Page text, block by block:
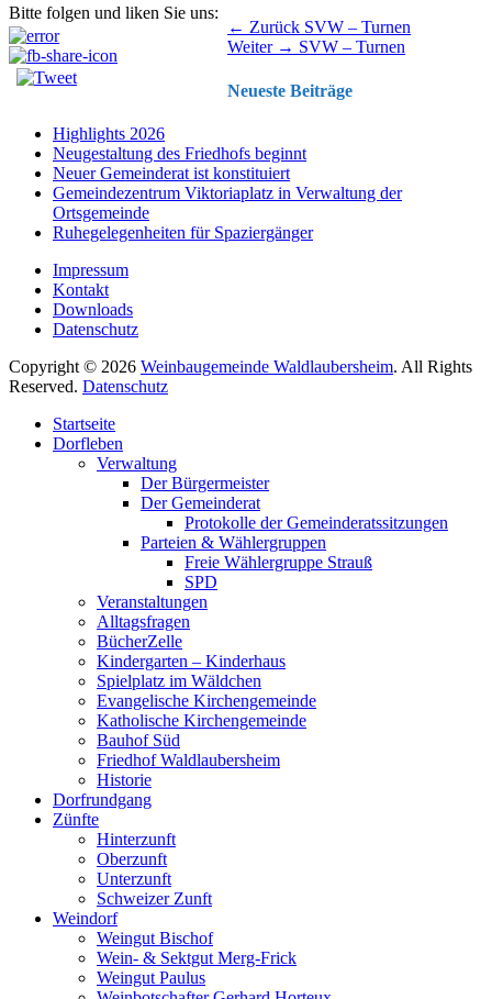
Bitte folgen und liken Sie uns:
Beitragsnavigation ← Zurück Vorhergehender
Beitrag:
SVW – Turnen
Weiter → Nächster
SVW – Turnen
Neueste Beiträge
Highlights 2026
Neugestaltung des Friedhofs beginnt
Neuer Gemeinderat ist konstituiert
Gemeindezentrum Viktoriaplatz in Verwaltung der
Ortsgemeinde
Ruhegelegenheiten für Spaziergänger
Impressum
Kontakt
Downloads
Datenschutz
Copyright © 2026 Weinbaugemeinde Waldlaubersheim. All Rights
Reserved. Datenschutz
oben
scrollen
Startseite
Dorfleben
Verwaltung
Der Bürgermeister
Der Gemeinderat
Protokolle der Gemeinderatssitzungen
Parteien & Wählergruppen
Freie Wählergruppe Strauß
SPD
Veranstaltungen
Alltagsfragen
BücherZelle
Kindergarten – Kinderhaus
Spielplatz im Wäldchen
Evangelische Kirchengemeinde
Katholische Kirchengemeinde
Bauhof Süd
Friedhof Waldlaubersheim
Historie
Dorfrundgang
Zünfte
Hinterzunft
Oberzunft
Unterzunft
Schweizer Zunft
Weindorf
Weingut Bischof
Wein- & Sektgut Merg-Frick
Weingut Paulus